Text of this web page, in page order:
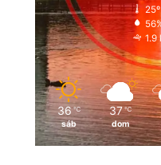
1.9
36 ℃
sáb
37 ℃
dom